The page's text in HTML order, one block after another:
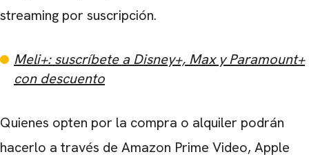
streaming por suscripción.
Meli+: suscríbete a Disney+, Max y Paramount+
con descuento
Quienes opten por la compra o alquiler podrán
hacerlo a través de Amazon Prime Video, Apple